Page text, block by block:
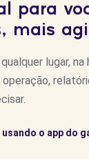
para
mais
lugar, na
o app do